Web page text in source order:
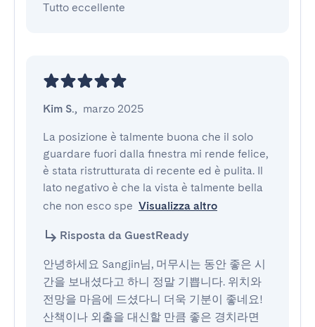
Tutto eccellente
Kim S., marzo 2025
La posizione è talmente buona che il solo
guardare fuori dalla finestra mi rende felice,
è stata ristrutturata di recente ed è pulita. Il
lato negativo è che la vista è talmente bella
che non esco spe Visualizza altro
Risposta da GuestReady
안녕하세요 Sangjin님, 머무시는 동안 좋은 시
간을 보내셨다고 하니 정말 기쁩니다. 위치와
전망을 마음에 드셨다니 더욱 기분이 좋네요!
산책이나 외출을 대신할 만큼 좋은 경치라면